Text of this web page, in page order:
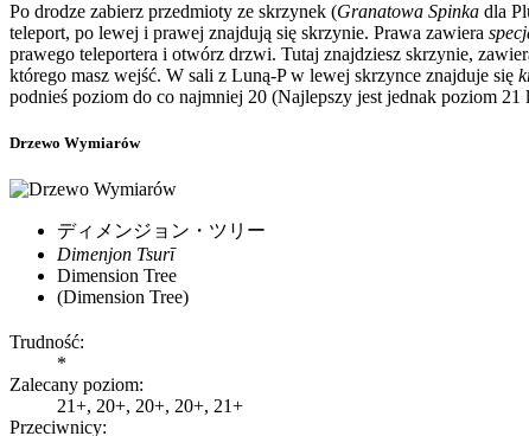
Po drodze zabierz przedmioty ze skrzynek (Granatowa Spinka dla
teleport, po lewej i prawej znajdują się skrzynie. Prawa zawiera
prawego teleportera i otwórz drzwi. Tutaj znajdziesz skrzynie,
którego masz wejść. W sali z Luną-P w lewej skrzynce znajduje się
podnieś poziom do co najmniej 20 (Najlepszy jest jednak poziom
Drzewo Wymiarów
ディメンジョン・ツリー
Dimenjon Tsurī
Dimension Tree
(Dimension Tree)
Trudność:
*
Zalecany poziom:
21+, 20+, 20+, 20+, 21+
Przeciwnicy: